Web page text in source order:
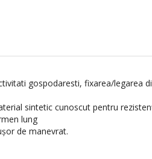
gospodaresti, fixarea/legarea
sintetic cunoscut pentru
lung
de manevrat.